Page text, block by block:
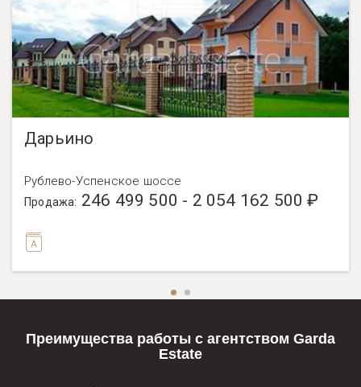
Дарьино
Рублево-Успенское шоссе
Продажа: 246 499 500 - 2 054 162 500 ₽
Преимущества работы с агентством Garda
Estate